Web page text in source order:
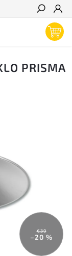
Hľadať
PRISMA
€39
–20 %